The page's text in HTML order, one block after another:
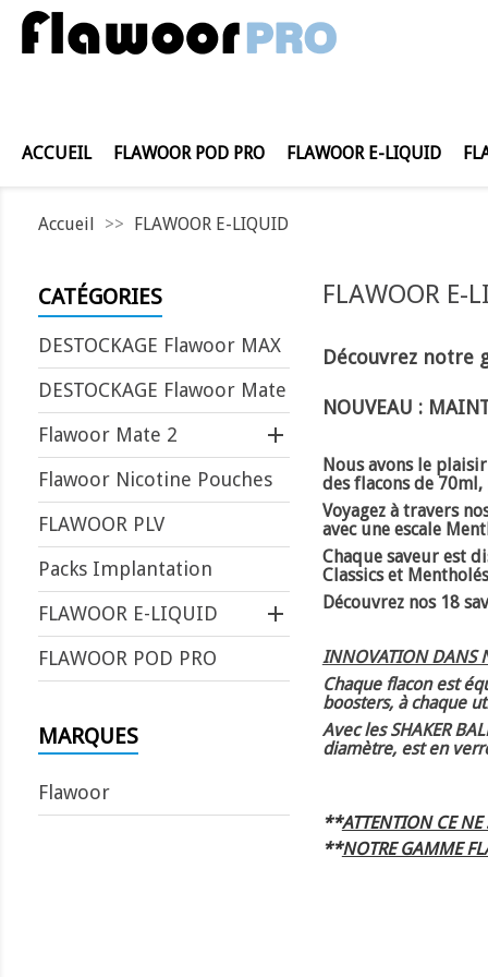
ACCUEIL FLAWOOR POD PRO FLAWOOR E-LIQUID
Accueil FLAWOOR E-LIQUID
CATÉGORIES
DESTOCKAGE Flawoor MAX
DESTOCKAGE Flawoor Mate
Flawoor Mate 2

Flawoor Nicotine Pouches
FLAWOOR PLV
Packs Implantation
FLAWOOR E-LIQUID

FLAWOOR POD PRO
MARQUES
Flawoor
FLAWOOR E-
Découvrez notre
NOUVEAU :
Nous avons le
des flacons de
Voyagez à travers
avec une escale
Chaque saveur est
Classics et
Découvrez nos 18
INNOVATION DANS
Chaque flacon est
boosters, à chaque
Avec les SHAKER
diamètre, est en
**ATTENTION CE NE
**NOTRE GAMME